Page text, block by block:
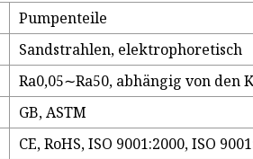
Pumpenteile
Sandstrahlen, elektrophoretisch
Ra0,05∼Ra50, abhängig von
GB, ASTM
CE, RoHS, ISO 9001:2000, ISO